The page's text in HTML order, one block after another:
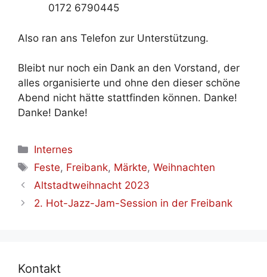
0172 6790445
Al­so ran ans Te­le­fon zur Un­ter­stüt­zung.
Bleibt nur noch ein Dank an den Vor­stand, der
al­les or­ga­ni­sier­te und oh­ne den die­ser schö­ne
Abend nicht hät­te statt­fin­den kön­nen. Dan­ke!
Dan­ke! Dan­ke!
Kategorien
Internes
Schlagwörter
Feste, Freibank, Märkte,Weihnachten
Alt­stadt­weih­nacht 2023
2. Hot-Jazz-Jam-Ses­si­on in der Frei­bank
Kon­takt